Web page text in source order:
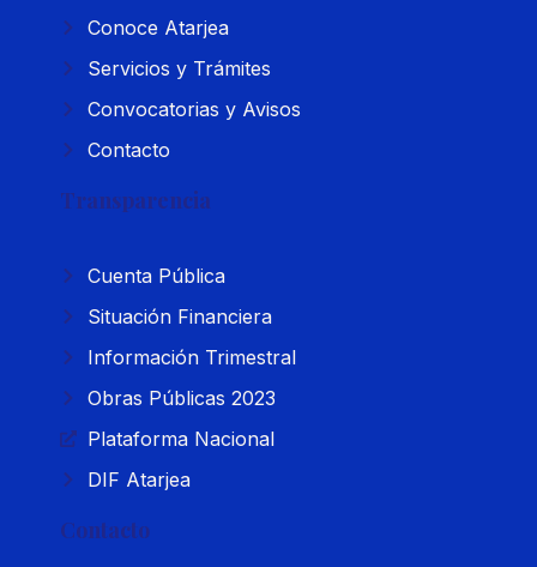
Conoce Atarjea
Servicios y Trámites
Convocatorias y Avisos
Contacto
Transparencia
Cuenta Pública
Situación Financiera
Información Trimestral
Obras Públicas 2023
Plataforma Nacional
DIF Atarjea
Contacto